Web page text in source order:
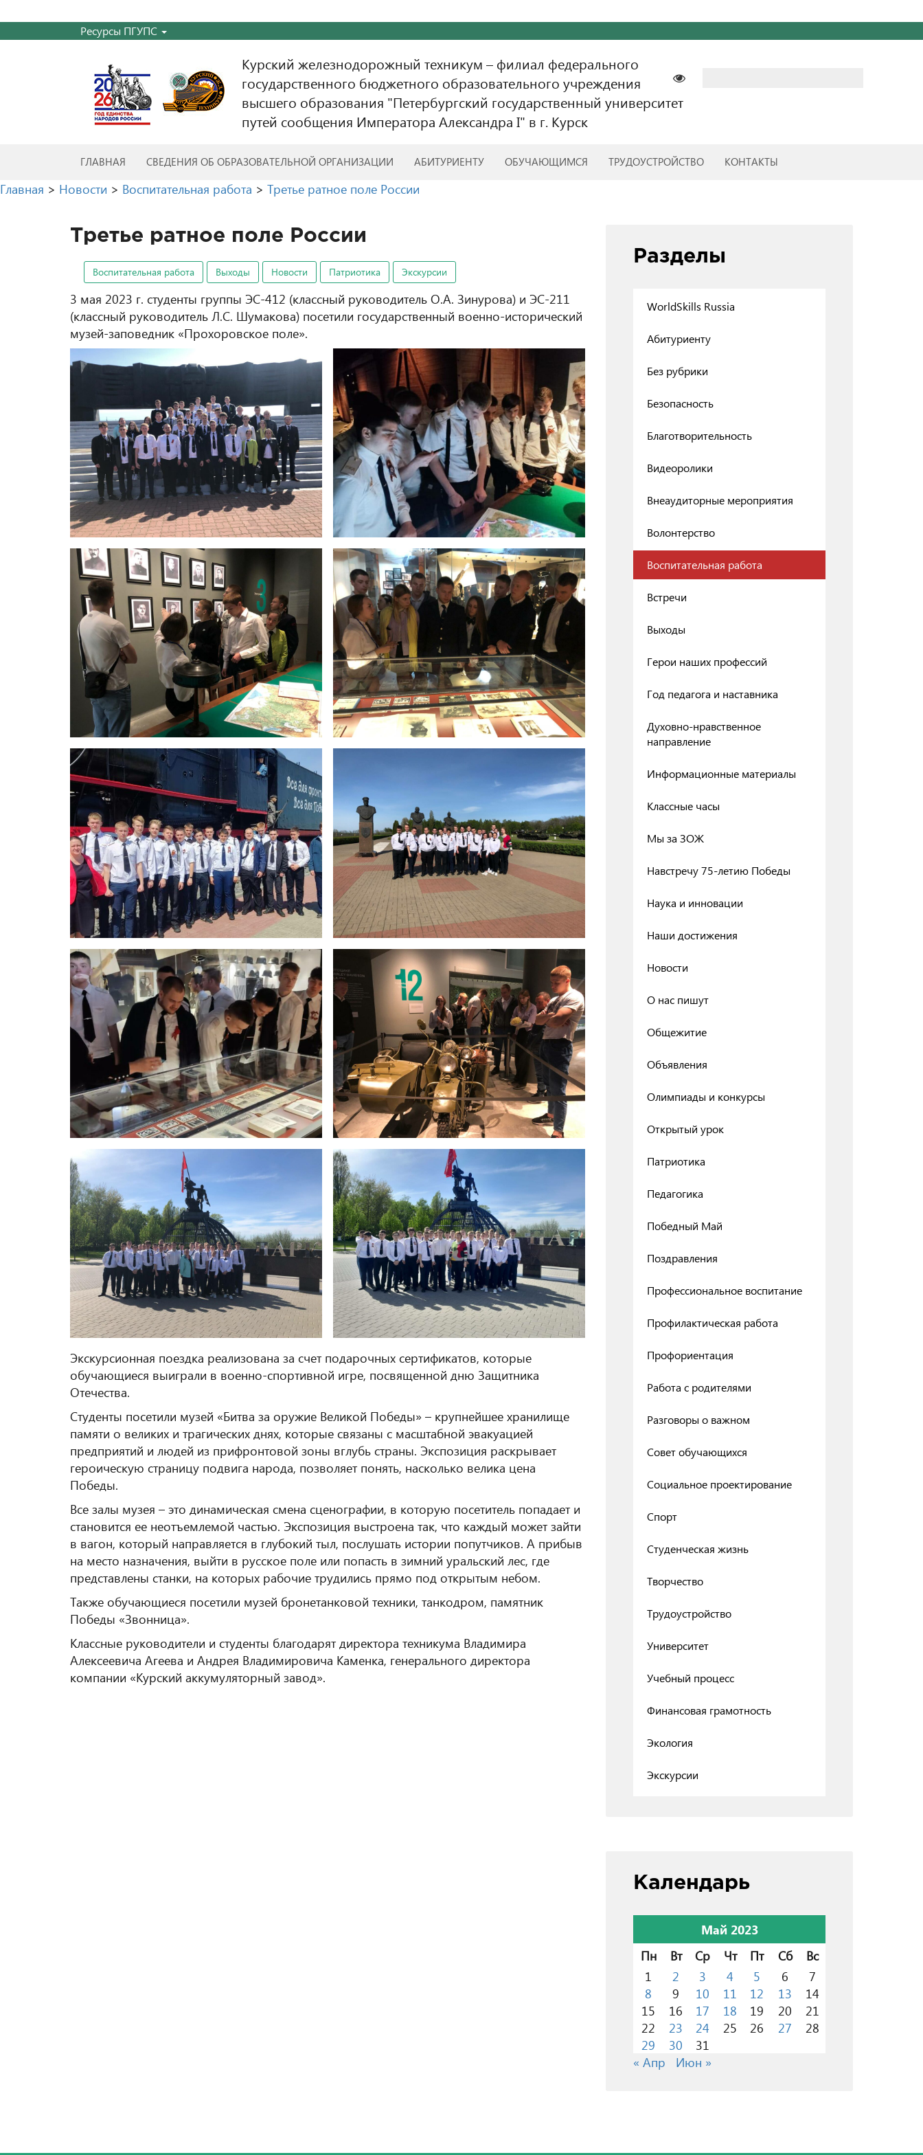
Ресурсы ПГУПС
Курский железнодорожный техникум – филиал федерального
государственного бюджетного образовательного учреждения
высшего образования "Петербургский государственный университет
путей сообщения Императора Александра I" в г. Курск
ГЛАВНАЯ СВЕДЕНИЯ ОБ ОБРАЗОВАТЕЛЬНОЙ ОРГАНИЗАЦИИ АБИТУРИЕНТУ ОБУЧАЮЩИМСЯ ТРУДОУСТРОЙСТВО КОНТАКТЫ
Главная > Новости > Воспитательная работа > Третье ратное поле России
Третье ратное поле России
Воспитательная работа Выходы Новости Патриотика Экскурсии
3 мая 2023 г. студенты группы ЭС-412 (классный руководитель О.А. Зинурова) и ЭС-211
(классный руководитель Л.С. Шумакова) посетили государственный военно-исторический
музей-заповедник «Прохоровское поле».
Экскурсионная поездка реализована за счет подарочных сертификатов, которые
обучающиеся выиграли в военно-спортивной игре, посвященной дню Защитника
Отечества.
Студенты посетили музей «Битва за оружие Великой Победы» – крупнейшее хранилище
памяти о великих и трагических днях, которые связаны с масштабной эвакуацией
предприятий и людей из прифронтовой зоны вглубь страны. Экспозиция раскрывает
героическую страницу подвига народа, позволяет понять, насколько велика цена
Победы.
Все залы музея – это динамическая смена сценографии, в которую посетитель попадает и
становится ее неотъемлемой частью. Экспозиция выстроена так, что каждый может зайти
в вагон, который направляется в глубокий тыл, послушать истории попутчиков. А прибыв
на место назначения, выйти в русское поле или попасть в зимний уральский лес, где
представлены станки, на которых рабочие трудились прямо под открытым небом.
Также обучающиеся посетили музей бронетанковой техники, танкодром, памятник
Победы «Звонница».
Классные руководители и студенты благодарят директора техникума Владимира
Алексеевича Агеева и Андрея Владимировича Каменка, генерального директора
компании «Курский аккумуляторный завод».
Разделы
WorldSkills Russia
Абитуриенту
Без рубрики
Безопасность
Благотворительность
Видеоролики
Внеаудиторные мероприятия
Волонтерство
Воспитательная работа
Встречи
Выходы
Герои наших профессий
Год педагога и наставника
Духовно-нравственное
направление
Информационные материалы
Классные часы
Мы за ЗОЖ
Навстречу 75-летию Победы
Наука и инновации
Наши достижения
Новости
О нас пишут
Общежитие
Объявления
Олимпиады и конкурсы
Открытый урок
Патриотика
Педагогика
Победный Май
Поздравления
Профессиональное воспитание
Профилактическая работа
Профориентация
Работа с родителями
Разговоры о важном
Совет обучающихся
Социальное проектирование
Спорт
Студенческая жизнь
Творчество
Трудоустройство
Университет
Учебный процесс
Финансовая грамотность
Экология
Экскурсии
Календарь
Май 2023
Пн
Вт Ср Чт Пт Сб
Вс
1
2 3 4 5 6
7
8
9 10 11 12 13
14
15
16 17 18 19 20
21
22
23 24 25 26 27
28
29
30
31
« Апр
Июн »